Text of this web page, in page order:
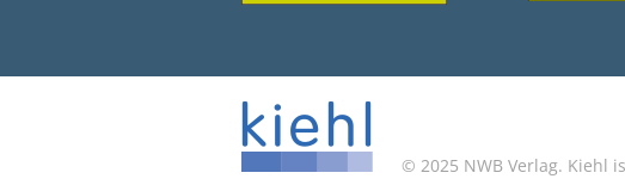
© 2025 NWB Verlag. Kiehl